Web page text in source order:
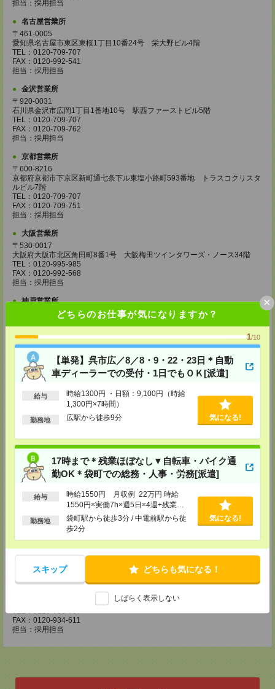
どちらのお仕事が気になりますか？
1/10
【単発】呉市広／8／8・9・22・23日＊自動
車ディーラーでの受付・1日でもＯＫ[派遣]
給与
時給1300円 ・日額：9,100円（時給
1,300円×7時間）
勤務地 広駅から徒歩9分 気になる!
17時まで＊残業ほぼなし▼自転車・バイク通
勤OK＊袋町での総務・人事・労務[派遣]
給与
時給1550円 月収例 22万円 時給
1550円×実働7h×週5日×4週+残業
3h ※月収例を保証するものではあり
ません。※給与即受取りサービス利用
勤務地
袋町駅から徒歩3分 / 中電前駅から徒
歩2分
気になる!
スキップ どちらも気になる！
しばらく表示しない
×
担当：採用担当
名古屋営業所
〒461-0005
愛知県名古屋市東区東桜1丁目10番24号 栄大野ビル4階
TEL：0120-709-707
FAX：0120-992-541
担当：採用担当
金沢営業所
〒920-0031
石川県金沢市広岡1丁目1番地10号 駅西ファーストビル5階
TEL：0120-709-707
FAX：0120-709-762
担当：採用担当
京都営業所
〒600-8216
京都府京都市下京区新町通七条下ル東塩小路町593番地 トラスコクリスタ
ルビル7階
TEL：0120-709-707
FAX：0120-709-751
担当：採用担当
大阪営業所
〒530-0017
大阪府大阪市北区角田町8番1号 大阪梅田ツインタワーズ・ノース34階
TEL：0120-995-985
FAX：0120-992-568
担当：採用担当
神戸営業所
TEL：0120-995-984
FAX：0120-709-785
担当：採用担当
広島営業所
広島県広島市中区紙屋町2丁目1番地22号 広島興銀ビル11階
TEL：0120-709-707
FAX：0120-934-504
松山営業所
〒790-0003
愛媛県松山市三番町7丁目1番地21号 ジブラルタ生命松山ビル8階
TEL：0120-709-707
FAX：0120-709-890
担当：採用担当
〒810-0801
福岡県福岡市博多区中洲5丁目6番24号 第6ガーデンビル2階
熊本営業所
熊本県熊本市中央区花畑町4番1号 太陽生命熊本第2ビル9階
TEL：0120-709-707
FAX：0120-934-611
担当：採用担当